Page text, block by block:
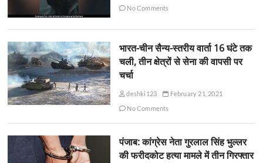
No Comments
भारत-चीन सैन्य-स्तरीय वार्ता 16 घंटे तक
चली, तीन क्षेत्रों से सेना की वापसी पर
चर्चा
deshki123
February 21, 2021
No Comments
पंजाब: कांग्रेस नेता गुरलाल सिंह भुल्लर
की फरीदकोट हत्या मामले में तीन गिरफ्तार